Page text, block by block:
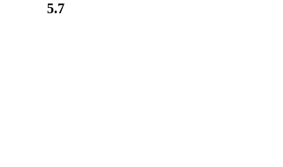
5.7